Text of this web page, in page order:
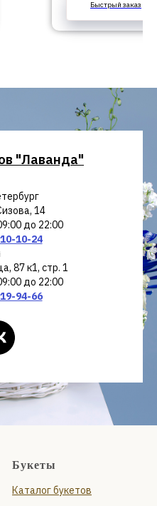
Быстрый заказ
"Лаванда"
14
до 22:00
10-24
87 к1, стр. 1
до 22:00
94-66
Букеты
Каталог букетов